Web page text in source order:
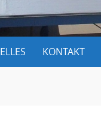
KONTAKT